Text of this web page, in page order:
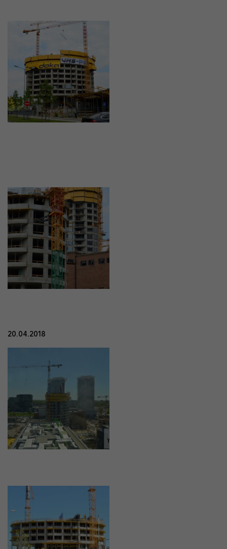
20.04.2018